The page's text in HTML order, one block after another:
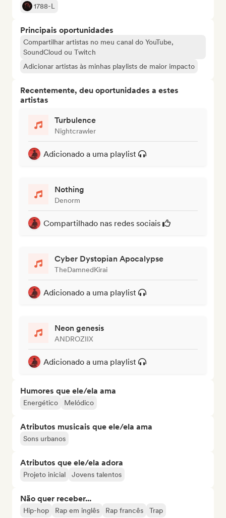
1788-L
Principais oportunidades
Compartilhar artistas no meu canal do YouTube,
SoundCloud ou Twitch
Adicionar artistas às minhas playlists de maior impacto
Recentemente, deu oportunidades a estes
artistas
Turbulence
Nightcrawler
Adicionado a uma playlist
Nothing
Denorm
Compartilhado nas redes sociais
Cyber Dystopian Apocalypse
TheDamnedKirai
Adicionado a uma playlist
Neon genesis
ANDROZIIX
Adicionado a uma playlist
Humores que ele/ela ama
Energético Melódico
Atributos musicais que ele/ela ama
Sons urbanos
Atributos que ele/ela adora
Projeto inicial Jovens talentos
Não quer receber...
Hip-hop Rap em inglês Rap francês Trap